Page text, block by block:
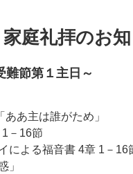
庭礼拝のお
節第１主日～
あ主は誰がため」
16節
よる福音書 4章 1－16